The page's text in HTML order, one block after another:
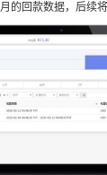
的回款数据，后续